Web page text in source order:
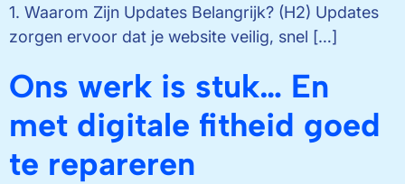
1. Waarom Zijn Updates Belangrijk? (H2) Updates
zorgen ervoor dat je website veilig, snel […]
Ons werk is stuk… En
met digitale fitheid goed
te repareren